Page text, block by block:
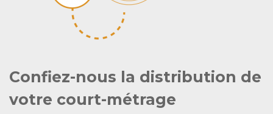
Confiez-nous la distribution de
votre court-métrage